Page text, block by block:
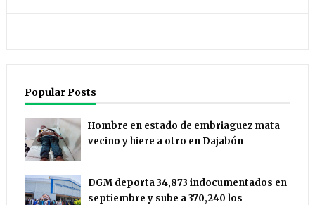
Popular Posts
Hombre en estado de embriaguez mata
vecino y hiere a otro en Dajabón
DGM deporta 34,873 indocumentados en
septiembre y sube a 370,240 los